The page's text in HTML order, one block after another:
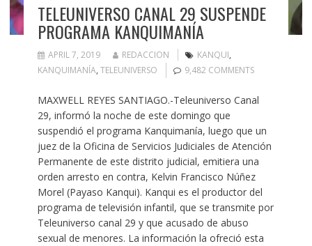
TELEUNIVERSO CANAL 29 SUSPENDE
PROGRAMA KANQUIMANÍA
APRIL 7, 2019 REDACCION KANQUI,
KANQUIMANÍA, TELEUNIVERSO 9,482 COMMENTS
MAXWELL REYES SANTIAGO.-Teleuniverso Canal
29, informó la noche de este domingo que
suspendió el programa Kanquimanía, luego que un
juez de la Oficina de Servicios Judiciales de Atención
Permanente de este distrito judicial, emitiera una
orden arresto en contra, Kelvin Francisco Núñez
Morel (Payaso Kanqui). Kanqui es el productor del
programa de televisión infantil, que se transmite por
Teleuniverso canal 29 y que acusado de abuso
sexual de menores. La información la ofreció esta